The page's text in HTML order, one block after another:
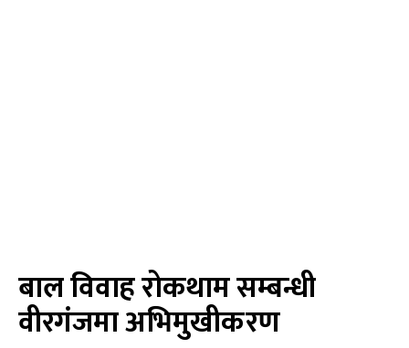
बाल विवाह रोकथाम सम्बन्धी
वीरगंजमा अभिमुखीकरण